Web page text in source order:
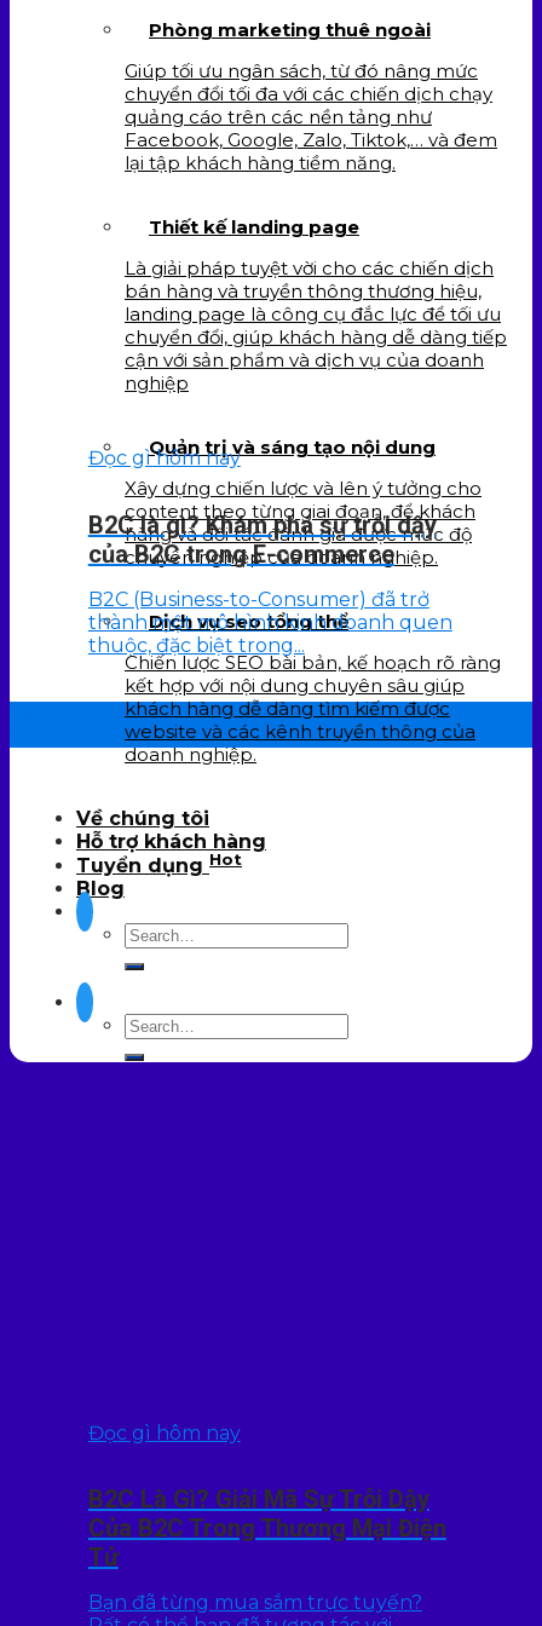
Phòng marketing thuê ngoài
Giúp tối ưu ngân sách, từ đó nâng mức
chuyển đổi tối đa với các chiến dịch chạy
quảng cáo trên các nền tảng như
Facebook, Google, Zalo, Tiktok,… và đem
lại tập khách hàng tiềm năng.
Thiết kế landing page
Là giải pháp tuyệt vời cho các chiến dịch
bán hàng và truyền thông thương hiệu,
landing page là công cụ đắc lực để tối ưu
chuyển đổi, giúp khách hàng dễ dàng tiếp
cận với sản phẩm và dịch vụ của doanh
nghiệp
Quản trị và sáng tạo nội dung
Xây dựng chiến lược và lên ý tưởng cho
content theo từng giai đoạn, để khách
hàng và đối tác đánh giá được mức độ
chuyên nghiệp của doanh nghiệp.
Dịch vụ seo tổng thể
Chiến lược SEO bài bản, kế hoạch rõ ràng
kết hợp với nội dung chuyên sâu giúp
khách hàng dễ dàng tìm kiếm được
website và các kênh truyền thông của
doanh nghiệp.
Về chúng tôi
Hỗ trợ khách hàng
Tuyển dụng Hot
Blog
Đọc gì hôm nay
B2C là gì? Khám phá sự trỗi dậy
của B2C trong E-commerce
B2C (Business-to-Consumer) đã trở
thành một mô hình kinh doanh quen
thuộc, đặc biệt trong...
Đọc gì hôm nay
B2C Là Gì? Giải Mã Sự Trỗi Dậy
Của B2C Trong Thương Mại Điện
Tử
Bạn đã từng mua sắm trực tuyến?